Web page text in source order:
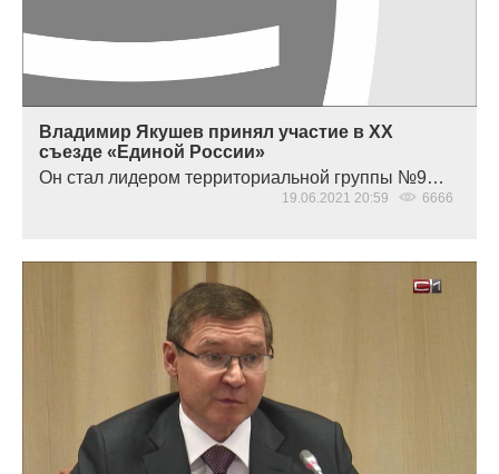
Владимир Якушев принял участие в ХХ
съезде «Единой России»
Он стал лидером территориальной группы №9…
19.06.2021 20:59 6666